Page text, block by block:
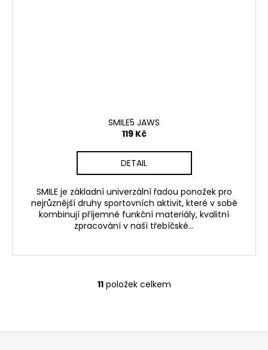
SMILE5 JAWS
119 Kč
DETAIL
SMILE je základní univerzální řadou ponožek pro
nejrůznější druhy sportovních aktivit, které v sobě
kombinují příjemné funkční materiály, kvalitní
zpracování v naší třebíčské...
O
á
11položek celkem
Z